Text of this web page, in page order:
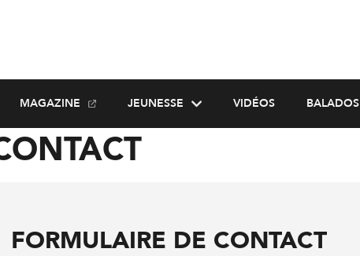
MAGAZINE JEUNESSE VIDÉOS BALADOS
FORMULAIRE DE CONTACT